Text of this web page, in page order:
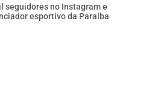
seguidores no Instagram e
esportivo da Paraíba